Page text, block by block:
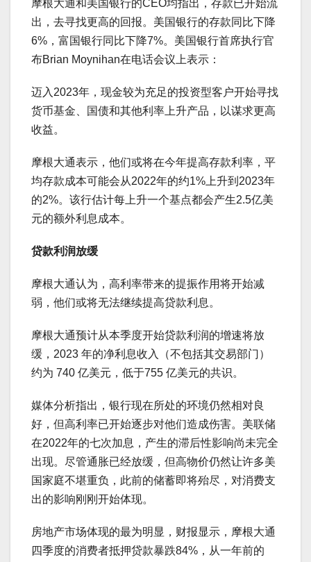
摩根大通和美国银行的CEO均指出，存款已开始流
出，去寻找更高的回报。美国银行的存款同比下降
6%，富国银行同比下降7%。美国银行首席执行官
布Brian Moynihan在电话会议上表示：
迈入2023年，现金较为充足的投资型客户开始寻找
货币基金、国债和其他利率上升产品，以谋求更高
收益。
摩根大通表示，他们或将在今年提高存款利率，平
均存款成本可能会从2022年的约1%上升到2023年
的2%。该行估计每上升一个基点都会产生2.5亿美
元的额外利息成本。
贷款利润放缓
摩根大通认为，高利率带来的提振作用将开始减
弱，他们或将无法继续提高贷款利息。
摩根大通预计从本季度开始贷款利润的增速将放
缓，2023 年的净利息收入（不包括其交易部门）
约为 740 亿美元，低于755 亿美元的共识。
媒体分析指出，银行现在所处的环境仍然相对良
好，但高利率已开始逐步对他们造成伤害。美联储
在2022年的七次加息，产生的滞后性影响尚未完全
出现。尽管通胀已经放缓，但高物价仍然让许多美
国家庭不堪重负，此前的储蓄即将殆尽，对消费支
出的影响刚刚开始体现。
房地产市场体现的最为明显，财报显示，摩根大通
四季度的消费者抵押贷款暴跌84%，从一年前的